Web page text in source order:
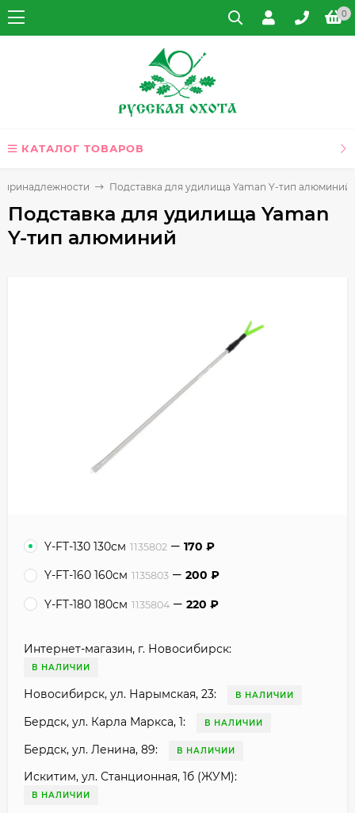
0
КАТАЛОГ ТОВАРОВ
Подставка для удилища Yaman Y-тип алюминий
Подставка для удилища Yaman
Y-тип алюминий
Y-FT-130 130см 1135802 170 ₽
Y-FT-160 160см 1135803 200 ₽
Y-FT-180 180см 1135804 220 ₽
Интернет-магазин, г. Новосибирск:
В НАЛИЧИИ
Новосибирск, ул. Нарымская, 23: В НАЛИЧИИ
Бердск, ул. Карла Маркса, 1: В НАЛИЧИИ
Бердск, ул. Ленина, 89: В НАЛИЧИИ
Искитим, ул. Станционная, 1б (ЖУМ):
В НАЛИЧИИ